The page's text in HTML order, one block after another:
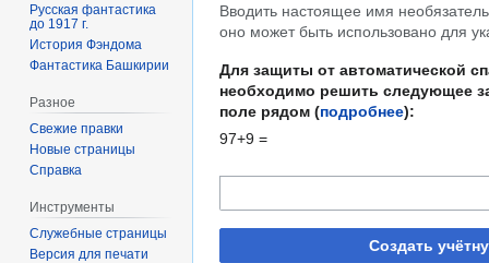
Вводить настоящее имя
оно может быть использовано для
Для защиты от автоматической
необходимо решить следующее
поле рядом (подробнее):
97+9 =
Создать
Русская фантастика
до 1917 г.
История Фэндома
Фантастика Башкирии
Разное
Свежие правки
Новые страницы
Справка
Инструменты
Служебные страницы
Версия для печати